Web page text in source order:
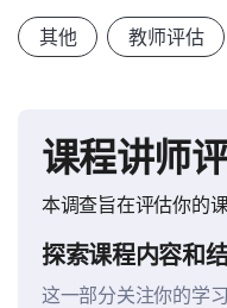
其他 教师评估
课程讲师
本调查旨在评估你的
探索课程内容和
这一部分关注你的学